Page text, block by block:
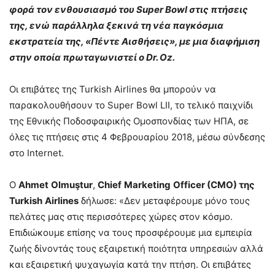
φορά τον ενθουσιασμό του Super Bowl στις πτήσεις
της, ενώ παράλληλα ξεκινά τη νέα παγκόσμια
εκστρατεία της, «Πέντε Αισθήσεις», με μια διαφήμιση
στην οποία πρωταγωνιστεί οDr. Oz.
Οι επιβάτες της Turkish Airlines θα μπορούν να
παρακολουθήσουν το Super Bowl LII, το τελικό παιχνίδι
της Εθνικής Ποδοσφαιρικής Ομοσπονδίας των ΗΠΑ, σε
όλες τις πτήσεις στις 4 Φεβρουαρίου 2018, μέσω σύνδεσης
στο Internet.
O Ahmet Olmuştur, Chief Marketing Officer (CMO) της
Turkish Airlines δήλωσε: «Δεν μεταφέρουμε μόνο τους
πελάτες μας στις περισσότερες χώρες στον κόσμο.
Επιδιώκουμε επίσης να τους προσφέρουμε μια εμπειρία
ζωής δίνοντάς τους εξαιρετική ποιότητα υπηρεσιών αλλά
και εξαιρετική ψυχαγωγία κατά την πτήση. Οι επιβάτες